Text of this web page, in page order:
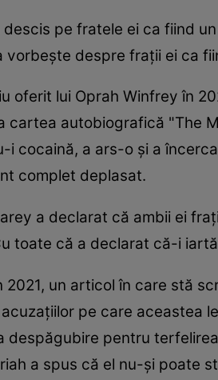
pe fratele ei ca fiind
despre fraţii ei ca
oferit lui Oprah Winfrey în
cartea autobiografică "The
i cocaină, a ars-o şi a
complet deplasat.
a declarat că ambii ei
toate că a declarat că-i
2021, un articol în care stă
pe care aceastea
despăgubire pentru
a spus că el nu-şi poate